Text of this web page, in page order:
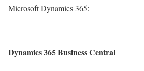
Microsoft Dynamics 365:
Dynamics 365 Business Central